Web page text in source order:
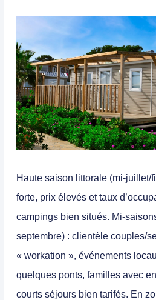
Haute saison littorale (mi-juillet/
forte, prix élevés et taux
campings bien situés. Mi-
septembre) : clientèle couples/
« workation », événements
quelques ponts, familles avec
courts séjours bien tarifés. En